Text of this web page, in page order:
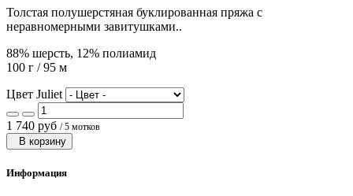
Толстая полушерстяная буклированная пряжа с
неравномерными завитушками..
88% шерсть, 12% полиамид
100 г / 95 м
Цвет Juliet
1 740 руб / 5 мотков
В корзину
Информация